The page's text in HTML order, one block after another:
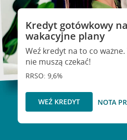
Kredyt gotówkowy
wakacyjne plany
Weź kredyt na to co
nie muszą czekać!
RRSO: 9,6%
WEŹ KREDYT NOTA